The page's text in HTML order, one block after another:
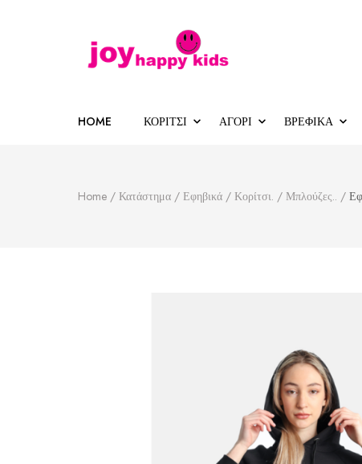
HOME ΚΟΡΙΤΣΙ ΑΓΟΡΙ ΒΡΕΦΙΚΑ
Home / Κατάστημα / Εφηβικά / Κορίτσι. / Μπλούζες.. /